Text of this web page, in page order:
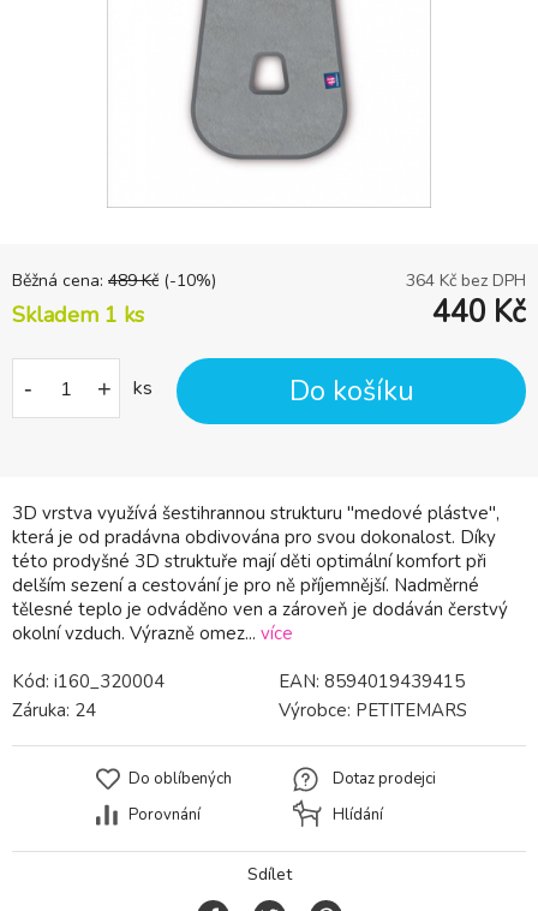
3D vrstva využívá šestihrannou strukturu "medové plástve",
která je od pradávna obdivována pro svou dokonalost. Díky
této prodyšné 3D struktuře mají děti optimální komfort při
delším sezení a cestování je pro ně příjemnější. Nadměrné
tělesné teplo je odváděno ven a zároveň je dodáván čerstvý
okolní vzduch. Výrazně omez... více
Běžná cena: 489 Kč (-10%) 364 Kč bez DPH
Skladem 1 ks 440 Kč
- + ks Do košíku
Kód: i160_320004 EAN: 8594019439415
Záruka: 24 Výrobce: PETITEMARS
Do oblíbených
Porovnání
Dotaz prodejci
Hlídání
Sdílet